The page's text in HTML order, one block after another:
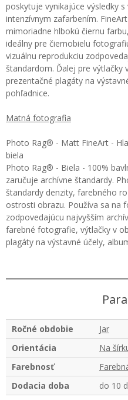
poskytuje vynikajúce výsledky
intenzívnym zafarbením.
mimoriadne hlbokú čiernu
ideálny pre čiernobielu
vizuálnu reprodukciu
štandardom. Ďalej pre výtlačky
prezentačné plagáty na
pohľadnice.
Matná fotografia
Photo Rag® - Matt FineArt -
biela
Photo Rag® - Biela - 100%
zaručuje archívne štandardy.
štandardy denzity, farebného
ostrosti obrazu. Používa sa na
zodpovedajúcu najvyšším
farebné fotografie, výtlačky v
plagáty na výstavné účely,
Ročné obdobie
Jar
Orientácia
Na
Farebnosť
Dodacia doba
do 10